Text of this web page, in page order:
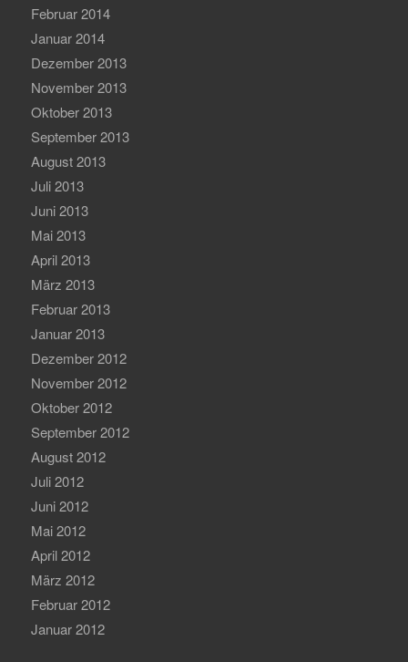
Februar 2014
Januar 2014
Dezember 2013
November 2013
Oktober 2013
September 2013
August 2013
Juli 2013
Juni 2013
Mai 2013
April 2013
März 2013
Februar 2013
Januar 2013
Dezember 2012
November 2012
Oktober 2012
September 2012
August 2012
Juli 2012
Juni 2012
Mai 2012
April 2012
März 2012
Februar 2012
Januar 2012